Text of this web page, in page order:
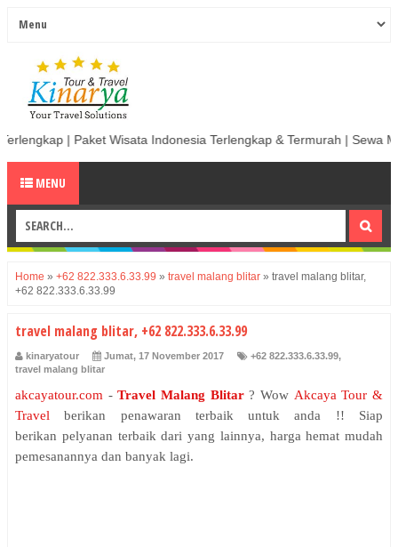
Indonesia Terlengkap & Termurah | Sewa Mobil termurah &
MENU
Home » +62 822.333.6.33.99 » travel malang blitar » travel malang blitar,
+62 822.333.6.33.99
travel malang blitar, +62 822.333.6.33.99
kinaryatour Jumat, 17 November 2017 +62 822.333.6.33.99,
travel malang blitar
akcayatour.com -Travel Malang Blitar?Wow Akcaya Tour &
Travel berikan penawaran terbaik untuk anda !! Siap
berikan pelyanan terbaik dari yang lainnya, harga hemat mudah
pemesanannya dan banyak lagi.